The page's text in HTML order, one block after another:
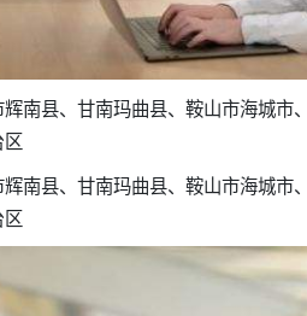
南县、甘南玛曲县、鞍山市海城
区
南县、甘南玛曲县、鞍山市海城
区